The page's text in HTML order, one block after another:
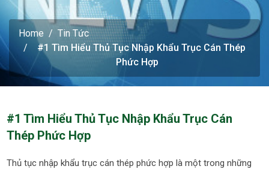
Home
Tin Tức
#1 Tìm Hiểu Thủ Tục Nhập Khẩu Trục Cán Thép
Phức Hợp
#1 Tìm Hiểu Thủ Tục Nhập Khẩu Trục Cán
Thép Phức Hợp
Thủ tục nhập khẩu trục cán thép phức hợp là một trong những